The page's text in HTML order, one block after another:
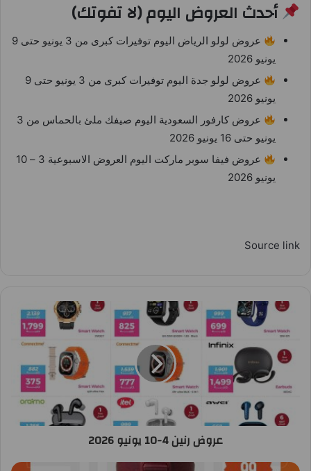
أحدث العروض اليوم (لا تفوتك)
عروض لولو الرياض اليوم توفيرات كبرى من 3 يونيو حتى 9
يونيو 2026
عروض لولو جدة اليوم توفيرات كبرى من 3 يونيو حتى 9
يونيو 2026
عروض كارفور السعودية اليوم صيفك ملئ بالحماس من 3
يونيو حتى 16 يونيو 2026
عروض فيفا سوبر ماركت اليوم العروض الاسبوعية 3 – 10
يونيو 2026
Source link
عروض رنين 4-10 يونيو 2026